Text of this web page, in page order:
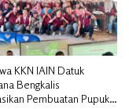
KKN IAIN Datuk
Bengkalis
Pembuatan Pupuk